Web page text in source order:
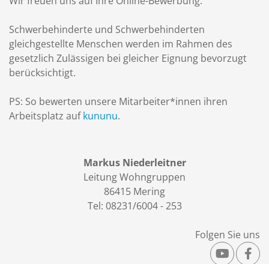
Schwerbehinderte und Schwerbehinderten
gleichgestellte Menschen werden im Rahmen des
gesetzlich Zulässigen bei gleicher Eignung bevorzugt
berücksichtigt.
PS: So bewerten unsere Mitarbeiter*innen ihren
Arbeitsplatz aufkununu.
Markus Niederleitner
Leitung Wohngruppen
86415 Mering
Tel: 08231/6004 - 253
Folgen Sie uns